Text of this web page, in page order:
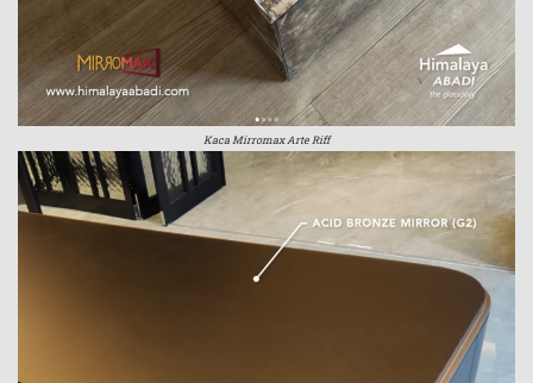
Kaca Mirromax Arte Riff